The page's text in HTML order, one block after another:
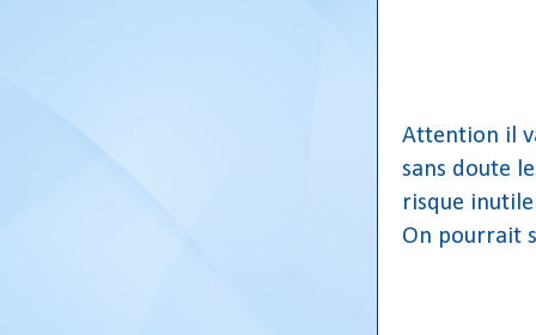
Attention il
sans doute
risque
On pourrait